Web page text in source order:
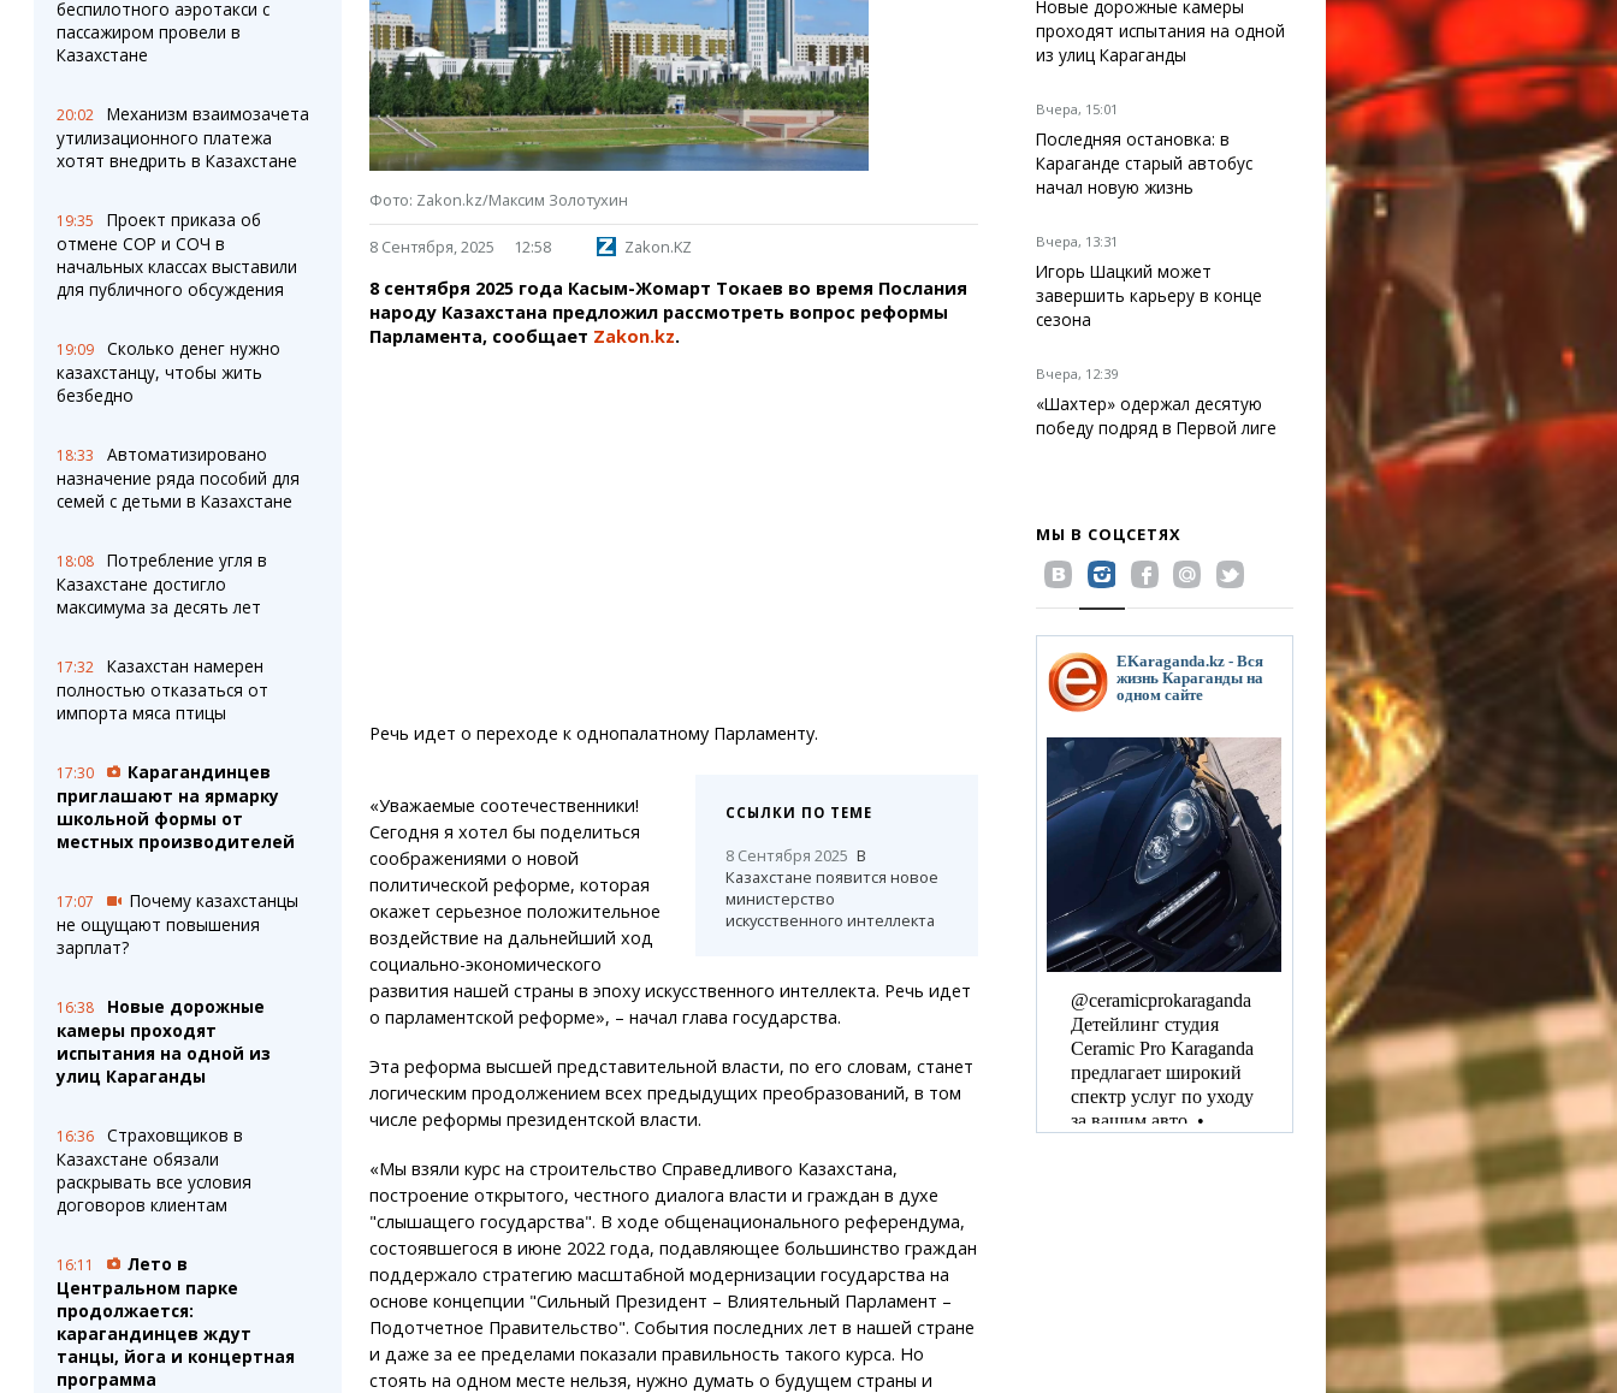
Штрихи
Фотокомиксы
Коллаж недели
Пробки
Карта Караганды
Организации
Мой участковый
Перекрытие дорог
Темиртау
Балхаш
Жезказган
Медиа
Фото
Видео
3D-тур
Timelapse
Сервисы
Переводчик
Справочник
Расписание транспорта
Автобусные остановки
Экстренные службы
Каталог компаний
Купить шины, легко!
беспилотного аэротакси с
пассажиром провели в
Казахстане
20:02
Механизм взаимозачета
утилизационного платежа
хотят внедрить в Казахстане
19:35
Проект приказа об
отмене СОР и СОЧ в
начальных классах выставили
для публичного обсуждения
19:09
Сколько денег нужно
казахстанцу, чтобы жить
безбедно
18:33
Автоматизировано
назначение ряда пособий для
семей с детьми в Казахстане
18:08
Потребление угля в
Казахстане достигло
максимума за десять лет
17:32
Казахстан намерен
полностью отказаться от
импорта мяса птицы
17:30
Карагандинцев
приглашают на ярмарку
школьной формы от
местных производителей
17:07
Почему казахстанцы
не ощущают повышения
зарплат?
16:38
Новые дорожные
камеры проходят
испытания на одной из
улиц Караганды
16:36
Страховщиков в
Казахстане обязали
раскрывать все условия
договоров клиентам
16:11
Лето в
Центральном парке
продолжается:
карагандинцев ждут
танцы, йога и концертная
программа
Фото: Zakon.kz/Максим Золотухин
8 Сентября, 2025 12:58 Zakon.KZ
8 сентября 2025 года Касым-Жомарт Токаев во время Послания
народу Казахстана предложил рассмотреть вопрос реформы
Парламента, сообщает Zakon.kz.
Речь идет о переходе к однопалатному Парламенту.
ССЫЛКИ ПО ТЕМЕ
8 Сентября 2025 В
Казахстане появится новое
министерство
искусственного интеллекта
«Уважаемые соотечественники!
Сегодня я хотел бы поделиться
соображениями о новой
политической реформе, которая
окажет серьезное положительное
воздействие на дальнейший ход
социально-экономического
развития нашей страны в эпоху искусственного интеллекта. Речь идет
о парламентской реформе», – начал глава государства.
Эта реформа высшей представительной власти, по его словам, станет
логическим продолжением всех предыдущих преобразований, в том
числе реформы президентской власти.
«Мы взяли курс на строительство Справедливого Казахстана,
построение открытого, честного диалога власти и граждан в духе
"слышащего государства". В ходе общенационального референдума,
состоявшегося в июне 2022 года, подавляющее большинство граждан
поддержало стратегию масштабной модернизации государства на
основе концепции "Сильный Президент – Влиятельный Парламент –
Подотчетное Правительство". События последних лет в нашей стране
и даже за ее пределами показали правильность такого курса. Но
стоять на одном месте нельзя, нужно думать о будущем страны и
Новые дорожные камеры
проходят испытания на одной
из улиц Караганды
Вчера, 15:01
Последняя остановка: в
Караганде старый автобус
начал новую жизнь
Вчера, 13:31
Игорь Шацкий может
завершить карьеру в конце
сезона
Вчера, 12:39
«Шахтер» одержал десятую
победу подряд в Первой лиге
МЫ В СОЦСЕТЯХ
EKaraganda.kz - Вся
жизнь Караганды на
одном сайте